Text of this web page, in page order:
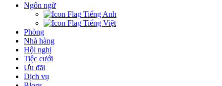
Ngôn ngữ
Tiếng Anh
Tiếng Việt
Phòng
Nhà hàng
Hội nghị
Tiệc cưới
Ưu đãi
Dịch vụ